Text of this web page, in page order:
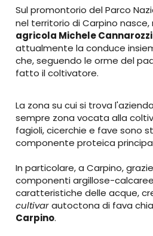
Sul promontorio del Parco
nel territorio di Carpino nasce,
agricola Michele Cannarozzi
attualmente la conduce
che, seguendo le orme del
fatto il coltivatore.
La zona su cui si trova
sempre zona vocata alla
fagioli, cicerchie e fave sono
componente proteica
In particolare, a Carpino,
componenti argillose-
caratteristiche delle acque,
cultivarautoctona di fava
Carpino.